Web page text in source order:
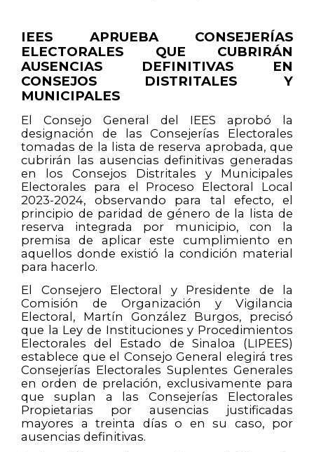
IEES APRUEBA CONSEJERÍAS
ELECTORALES QUE CUBRIRÁN
AUSENCIAS DEFINITIVAS EN
CONSEJOS DISTRITALES Y
MUNICIPALES
El Consejo General del IEES aprobó la
designación de las Consejerías Electorales
tomadas de la lista de reserva aprobada, que
cubrirán las ausencias definitivas generadas
en los Consejos Distritales y Municipales
Electorales para el Proceso Electoral Local
2023-2024, observando para tal efecto, el
principio de paridad de género de la lista de
reserva integrada por municipio, con la
premisa de aplicar este cumplimiento en
aquellos donde existió la condición material
para hacerlo.
El Consejero Electoral y Presidente de la
Comisión de Organización y Vigilancia
Electoral, Martín González Burgos, precisó
que la Ley de Instituciones y Procedimientos
Electorales del Estado de Sinaloa (LIPEES)
establece que el Consejo General elegirá tres
Consejerías Electorales Suplentes Generales
en orden de prelación, exclusivamente para
que suplan a las Consejerías Electorales
Propietarias por ausencias justificadas
mayores a treinta días o en su caso, por
ausencias definitivas.